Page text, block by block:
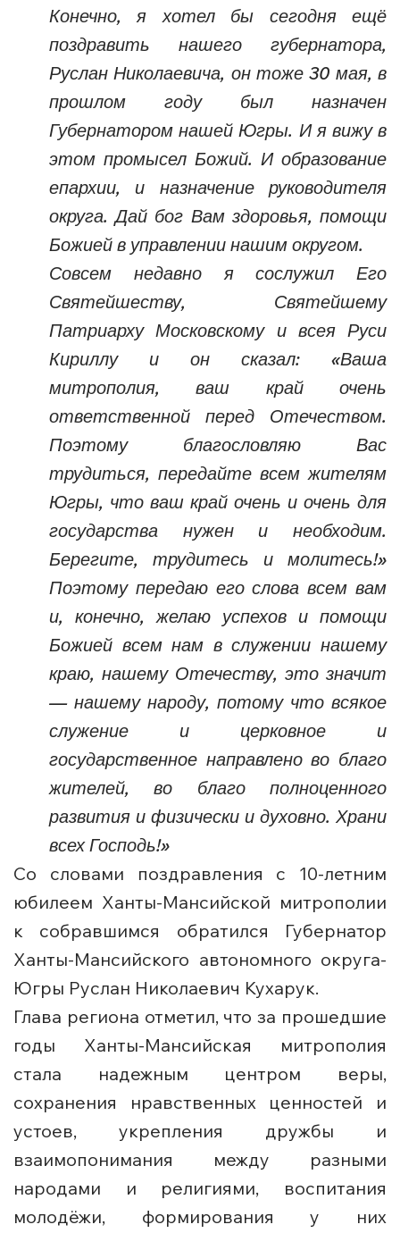
Конечно, я хотел бы сегодня ещё
поздравить нашего губернатора,
Руслан Николаевича, он тоже 30 мая, в
прошлом году был назначен
Губернатором нашей Югры. И я вижу в
этом промысел Божий. И образование
епархии, и назначение руководителя
округа. Дай бог Вам здоровья, помощи
Божией в управлении нашим округом.
Совсем недавно я сослужил Его
Святейшеству, Святейшему
Патриарху Московскому и всея Руси
Кириллу и он сказал: «Ваша
митрополия, ваш край очень
ответственной перед Отечеством.
Поэтому благословляю Вас
трудиться, передайте всем жителям
Югры, что ваш край очень и очень для
государства нужен и необходим.
Берегите, трудитесь и молитесь!»
Поэтому передаю его слова всем вам
и, конечно, желаю успехов и помощи
Божией всем нам в служении нашему
краю, нашему Отечеству, это значит
— нашему народу, потому что всякое
служение и церковное и
государственное направлено во благо
жителей, во благо полноценного
развития и физически и духовно. Храни
всех Господь!»
Со словами поздравления с 10-летним
юбилеем Ханты-Мансийской митрополии
к собравшимся обратился Губернатор
Ханты-Мансийского автономного округа-
Югры Руслан Николаевич Кухарук.
Глава региона отметил, что за прошедшие
годы Ханты-Мансийская митрополия
стала надежным центром веры,
сохранения нравственных ценностей и
устоев, укрепления дружбы и
взаимопонимания между разными
народами и религиями, воспитания
молодёжи, формирования у них